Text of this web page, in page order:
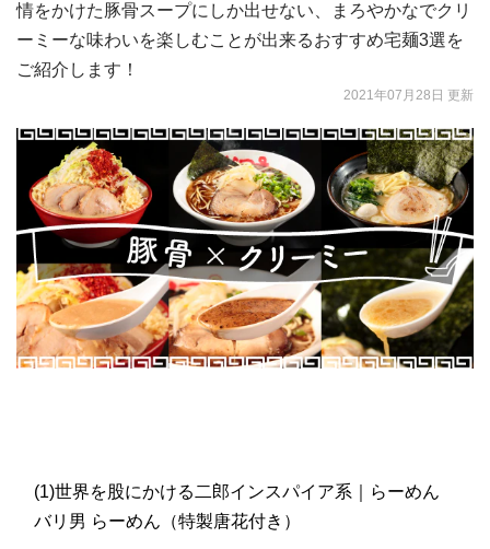
情をかけた豚骨スープにしか出せない、まろやかなでクリ
ーミーな味わいを楽しむことが出来るおすすめ宅麺3選を
ご紹介します！
2021年07月28日 更新
(1)世界を股にかける二郎インスパイア系｜らーめん
バリ男 らーめん（特製唐花付き）